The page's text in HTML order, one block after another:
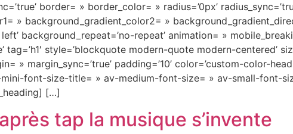
border= » border_color= » radius=’0px’
» background_gradient_color2= »
background_repeat=’no-repeat’ animation= »
tag=’h1′ style=’blockquote modern-quote modern-centered’
» margin_sync=’true’ padding=’10’ color=’custom-color-
font-size-title= » av-medium-font-size= » av-small-font-
[…]
tap la musique s’invente